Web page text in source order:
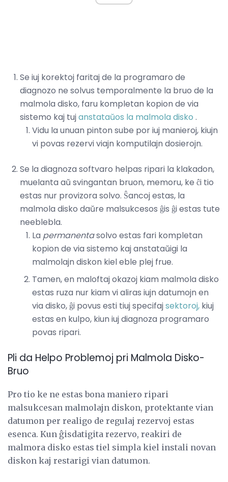
Se iuj korektoj faritaj de la programaro de
diagnozo ne solvus temporalmente la bruo de la
malmola disko, faru kompletan kopion de via
sistemo kaj tujanstataŭos la malmola disko .
Vidu la unuan pinton sube por iuj manieroj, kiujn
vi povas rezervi viajn komputilajn dosierojn.
Se la diagnoza softvaro helpas ripari la klakadon,
muelanta aŭ svingantan bruon, memoru, ke ĉi tio
estas nur provizora solvo. Ŝancoj estas, la
malmola disko daŭre malsukcesos ĝis ĝi estas tute
neeblebla.
La permanentasolvo estas fari kompletan
kopion de via sistemo kaj anstataŭigi la
malmolajn diskon kiel eble plej frue.
Tamen, en maloftaj okazoj kiam malmola disko
estas ruza nur kiam vi aliras iujn datumojn en
via disko, ĝi povus esti tiuj specifajsektoroj, kiuj
estas en kulpo, kiun iuj diagnoza programaro
povas ripari.
Pli da Helpo Problemoj pri Malmola Disko-
Bruo
Pro tio ke ne estas bona maniero ripari
malsukcesan malmolajn diskon, protektante vian
datumon per realigo de regulaj rezervoj estas
esenca. Kun ĝisdatigita rezervo, reakiri de
malmora disko estas tiel simpla kiel instali novan
diskon kaj restarigi vian datumon.